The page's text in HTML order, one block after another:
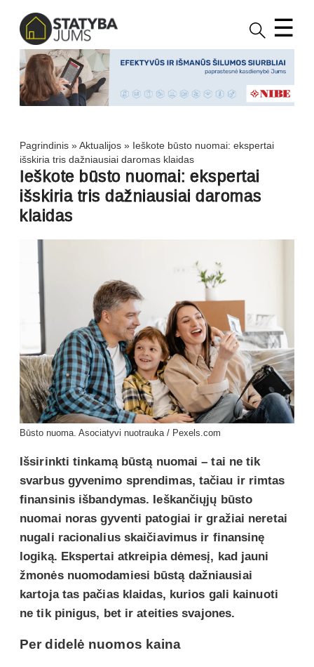
☰
Pagrindinis »Aktualijos » Ieškote būsto nuomai: ekspertai
išskiria tris dažniausiai daromas klaidas
Ieškote būsto nuomai: ekspertai
išskiria tris dažniausiai daromas
klaidas
Būsto nuoma. Asociatyvi nuotrauka / Pexels.com
Išsirinkti tinkamą būstą nuomai – tai ne tik
svarbus gyvenimo sprendimas, tačiau ir rimtas
finansinis išbandymas. Ieškančiųjų būsto
nuomai noras gyventi patogiai ir gražiai neretai
nugali racionalius skaičiavimus ir finansinę
logiką. Ekspertai atkreipia dėmesį, kad jauni
žmonės nuomodamiesi būstą dažniausiai
kartoja tas pačias klaidas, kurios gali kainuoti
ne tik pinigus, bet ir ateities svajones.
Per didelė nuomos kaina